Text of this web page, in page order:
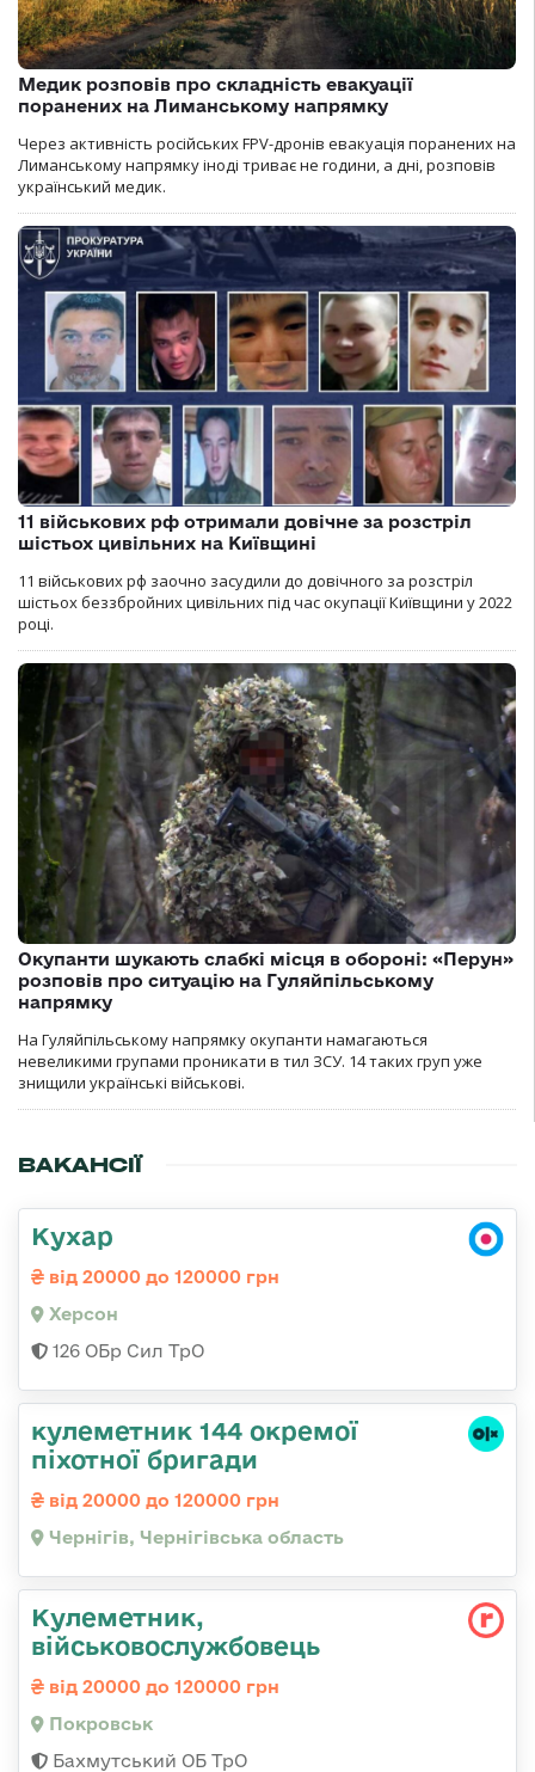
Медик розповів про складність евакуації
поранених на Лиманському напрямку
Через активність російських FPV-дронів евакуація поранених на
Лиманському напрямку іноді триває не години, а дні, розповів
український медик.
11 військових рф отримали довічне за розстріл
шістьох цивільних на Київщині
11 військових рф заочно засудили до довічного за розстріл
шістьох беззбройних цивільних під час окупації Київщини у 2022
році.
Окупанти шукають слабкі місця в обороні: «Перун»
розповів про ситуацію на Гуляйпільському
напрямку
На Гуляйпільському напрямку окупанти намагаються
невеликими групами проникати в тил ЗСУ. 14 таких груп уже
знищили українські військові.
ВАКАНСІЇ
Кухар
від 20000 до 120000 грн
Херсон
126 ОБр Сил ТрО
кулеметник 144 окремої
піхотної бригади
від 20000 до 120000 грн
Чернігів, Чернігівська область
Кулеметник,
військовослужбовець
від 20000 до 120000 грн
Покровськ
Бахмутський ОБ ТрО